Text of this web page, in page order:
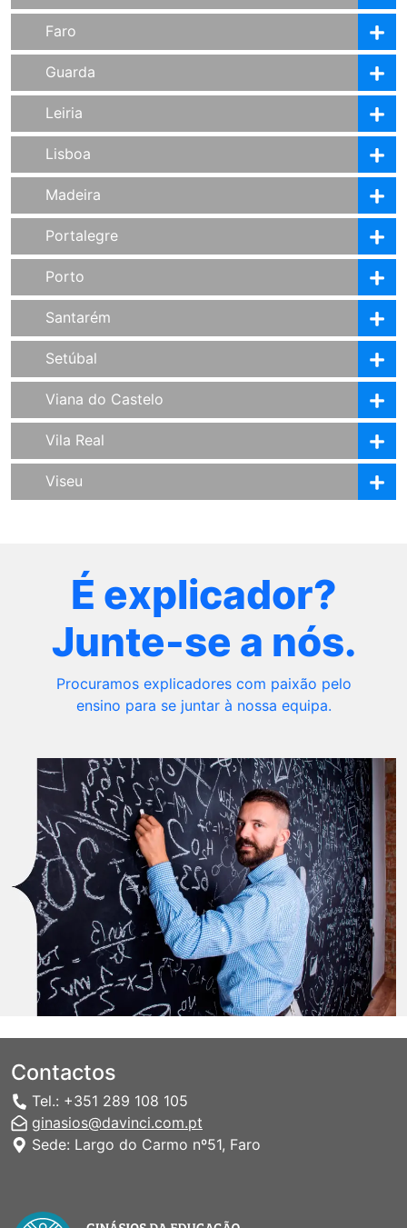
Faro
Guarda
Leiria
Lisboa
Madeira
Portalegre
Porto
Santarém
Setúbal
Viana do Castelo
Vila Real
Viseu
É explicador?
Junte-se a nós.
Procuramos explicadores com paixão pelo
ensino para se juntar à nossa equipa.
Contactos
Tel.: +351 289 108 105
ginasios@davinci.com.pt
Sede: Largo do Carmo nº51, Faro